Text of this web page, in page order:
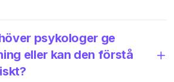
psykologer ge
eller kan den förstå